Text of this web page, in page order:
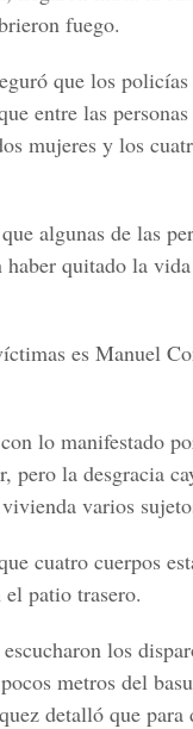
fuego.
que los
entre las
mujeres y los
algunas de las
haber quitado la
es Manuel
lo manifestado
pero la desgracia
varios
cuatro cuerpos
patio trasero.
los
metros del
detalló que para